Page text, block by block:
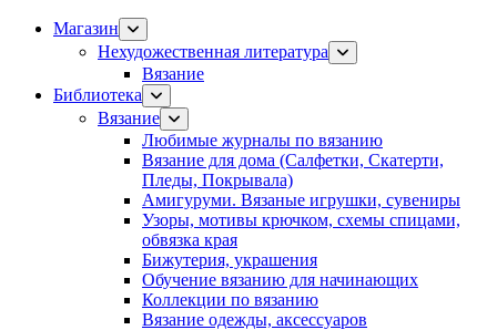
Магазин
Нехудожественная литература
Вязание
Библиотека
Вязание
Любимые журналы по вязанию
Вязание для дома (Салфетки, Скатерти,
Пледы, Покрывала)
Амигуруми. Вязаные игрушки, сувениры
Узоры, мотивы крючком, схемы спицами,
обвязка края
Бижутерия, украшения
Обучение вязанию для начинающих
Коллекции по вязанию
Вязание одежды, аксессуаров